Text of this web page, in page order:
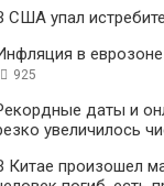
США упал
в
925
даты и
увеличилось
Китае произошел